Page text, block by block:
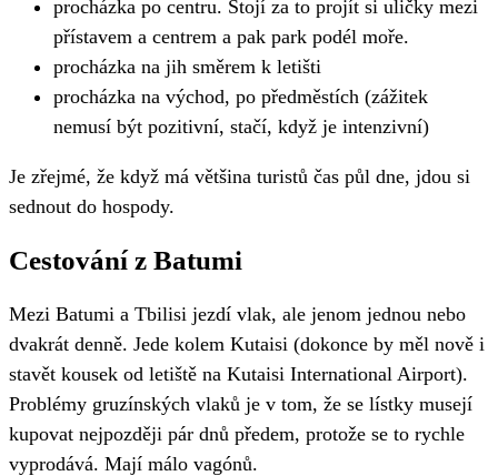
procházka po centru. Stojí za to projít si uličky mezi
přístavem a centrem a pak park podél moře.
procházka na jih směrem k letišti
procházka na východ, po předměstích (zážitek
nemusí být pozitivní, stačí, když je intenzivní)
Je zřejmé, že když má většina turistů čas půl dne, jdou si
sednout do hospody.
Cestování z Batumi
Mezi Batumi a Tbilisi jezdí vlak, ale jenom jednou nebo
dvakrát denně. Jede kolem Kutaisi (dokonce by měl nově i
stavět kousek od letiště na Kutaisi International Airport).
Problémy gruzínských vlaků je v tom, že se lístky musejí
kupovat nejpozději pár dnů předem, protože se to rychle
vyprodává. Mají málo vagónů.